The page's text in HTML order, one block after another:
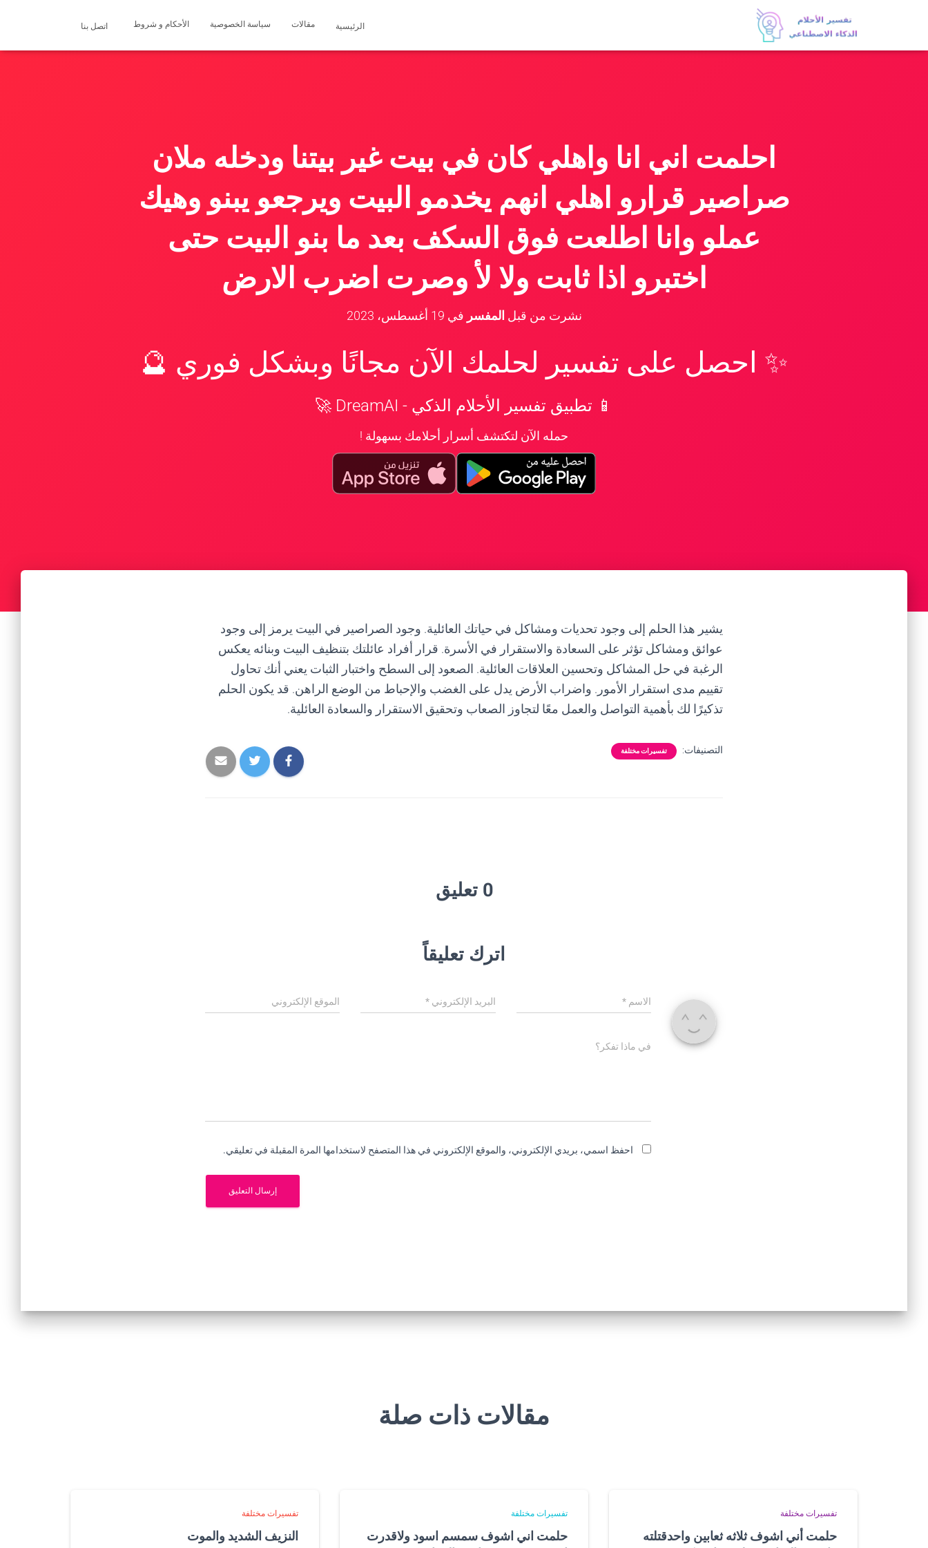
الرئيسية مقالات سياسة الخصوصية الأحكام و شروط اتصل بنا
احلمت اني انا واهلي كان في بيت غير بيتنا ودخله ملان
صراصير قرارو اهلي انهم يخدمو البيت ويرجعو يبنو وهيك
عملو وانا اطلعت فوق السكف بعد ما بنو البيت حتى
اختبرو اذا ثابت ولا لأ وصرت اضرب الارض
نشرت من قبل المفسر في 19 أغسطس، 2023
✨ احصل على تفسير لحلمك الآن مجانًا وبشكل فوري 🔮
📱 تطبيق تفسير الأحلام الذكي - DreamAI 🚀
حمله الآن لتكتشف أسرار أحلامك بسهولة !
يشير هذا الحلم إلى وجود تحديات ومشاكل في حياتك العائلية. وجود الصراصير في البيت يرمز إلى وجود
عوائق ومشاكل تؤثر على السعادة والاستقرار في الأسرة. قرار أفراد عائلتك بتنظيف البيت وبنائه يعكس
الرغبة في حل المشاكل وتحسين العلاقات العائلية. الصعود إلى السطح واختبار الثبات يعني أنك تحاول
تقييم مدى استقرار الأمور. واضراب الأرض يدل على الغضب والإحباط من الوضع الراهن. قد يكون الحلم
تذكيرًا لك بأهمية التواصل والعمل معًا لتجاوز الصعاب وتحقيق الاستقرار والسعادة العائلية.
التصنيفات: تفسيرات مختلفة
0 تعليق
اترك تعليقاً
الاسم * البريد الإلكتروني* الموقع الإلكتروني
في ماذا تفكر؟
احفظ اسمي، بريدي الإلكتروني، والموقع الإلكتروني في هذا المتصفح لاستخدامها المرة المقبلة في تعليقي.
مقالات ذات صلة
تفسيرات مختلفة
حلمت أني اشوف ثلاثه ثعابين واحدقتلته
تفسيرات مختلفة
حلمت اني اشوف سمسم اسود ولاقدرت
تفسيرات مختلفة
النزيف الشديد والموت